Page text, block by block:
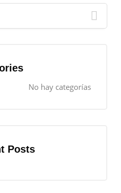
No hay categorías
Posts